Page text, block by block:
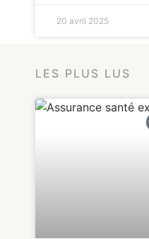
20 avril 2025
LES PLUS LUS